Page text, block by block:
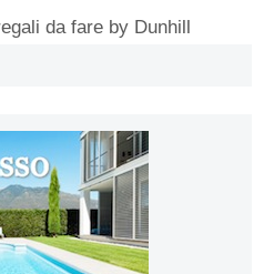
da fare by Dunhill